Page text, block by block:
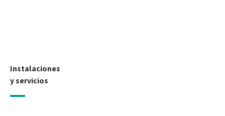
Instalaciones
y servicios